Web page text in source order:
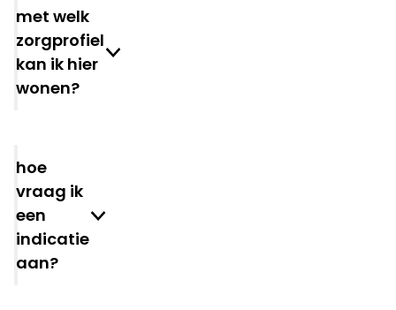
met welk
zorgprofiel
kan ik hier
wonen?
hoe
vraag ik
een
indicatie
aan?